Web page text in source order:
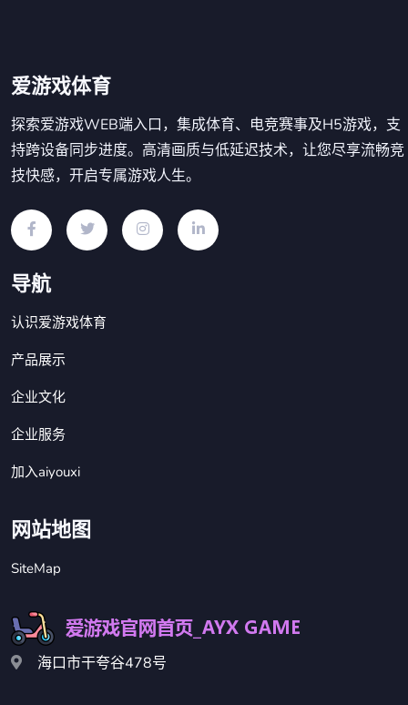
爱游戏体育
探索爱游戏WEB端入口，集成体育、电竞赛事及H5游戏，支
持跨设备同步进度。高清画质与低延迟技术，让您尽享流畅竞
技快感，开启专属游戏人生。
导航
认识爱游戏体育
产品展示
企业文化
企业服务
加入aiyouxi
网站地图
SiteMap
海口市干夸谷478号